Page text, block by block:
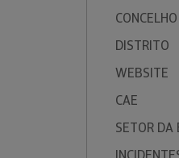
CONCELHO
DISTRITO
WEBSITE
CAE
SETOR DA